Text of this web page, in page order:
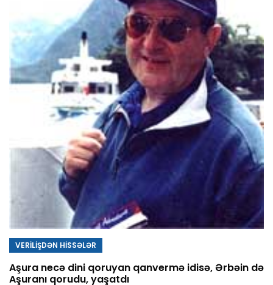
VERİLİŞDƏN HİSSƏLƏR
Aşura necə dini qoruyan qanvermə idisə, Ərbəin də
Aşuranı qorudu, yaşatdı